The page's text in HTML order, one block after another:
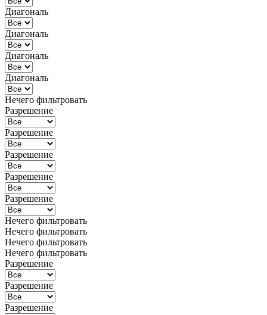
Диагональ
Диагональ
Диагональ
Диагональ
Нечего фильтровать
Разрешение
Разрешение
Разрешение
Разрешение
Разрешение
Нечего фильтровать
Нечего фильтровать
Нечего фильтровать
Нечего фильтровать
Разрешение
Разрешение
Разрешение